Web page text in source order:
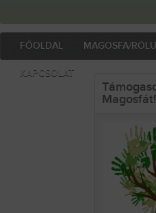
FŐOLDAL MAGOSFA/
KAPCSOLAT
Magosfát!